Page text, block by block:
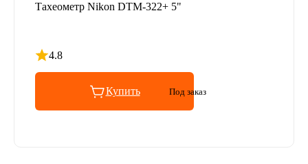
Тахеометр Nikon DTM-322+ 5"
4.8
Рейтинг 4.8 из 5
Купить Под заказ